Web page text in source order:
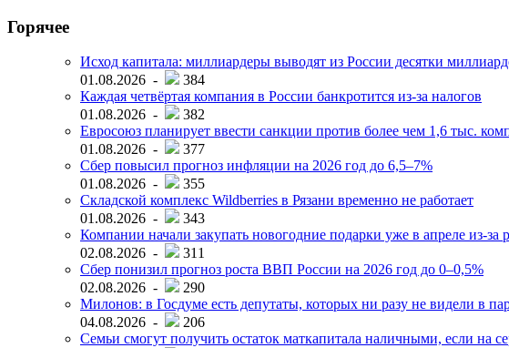
Горячее
Исход капитала: миллиардеры выводят из России десятки
01.08.2026 -
384
Каждая четвёртая компания в России банкротится из-за налогов
01.08.2026 -
382
Евросоюз планирует ввести санкции против более чем 1,6 тыс.
01.08.2026 -
377
Сбер повысил прогноз инфляции на 2026 год до 6,5–7%
01.08.2026 -
355
Складской комплекс Wildberries в Рязани временно не работает
01.08.2026 -
343
Компании начали закупать новогодние подарки уже в апреле из-за
02.08.2026 -
311
Сбер понизил прогноз роста ВВП России на 2026 год до 0–0,5%
02.08.2026 -
290
Милонов: в Госдуме есть депутаты, которых ни разу не видели в
04.08.2026 -
206
Семьи смогут получить остаток маткапитала наличными, если на